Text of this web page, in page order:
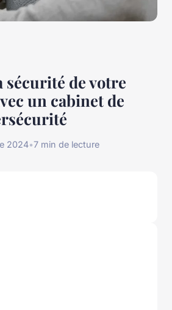
sécurité de votre
un cabinet de
2024•7 min de lecture